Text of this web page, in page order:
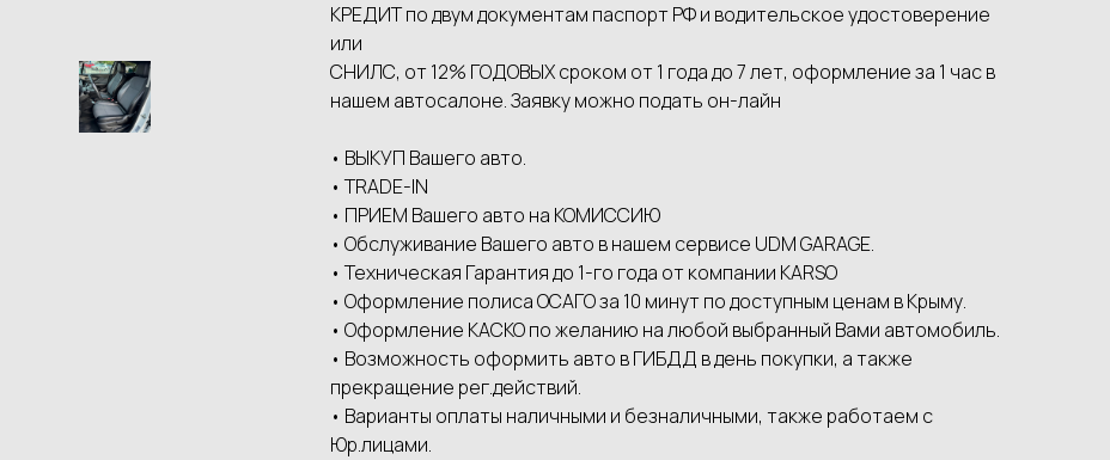
КРЕДИТ по двум документам паспорт РФ и водительское удостоверение
или
СНИЛС, от 12% ГОДОВЫХ сроком от 1 года до 7 лет, оформление за 1 час в
нашем автосалоне. Заявку можно подать он-лайн
• ВЫКУП Вашего авто.
• ТRАDЕ-IN
• ПРИЕМ Вашего авто на КОМИССИЮ
• Обслуживание Вашего авто в нашем сервисе UDМ GАRАGЕ.
• Техническая Гарантия до 1-го года от компании КАRSО
• Оформление полиса ОСАГО за 10 минут по доступным ценам в Крыму.
• Оформление КАСКО по желанию на любой выбранный Вами автомобиль.
• Возможность оформить авто в ГИБДД в день покупки, а также
прекращение рег.действий.
• Варианты оплаты наличными и безналичными, также работаем с
Юр.лицами.